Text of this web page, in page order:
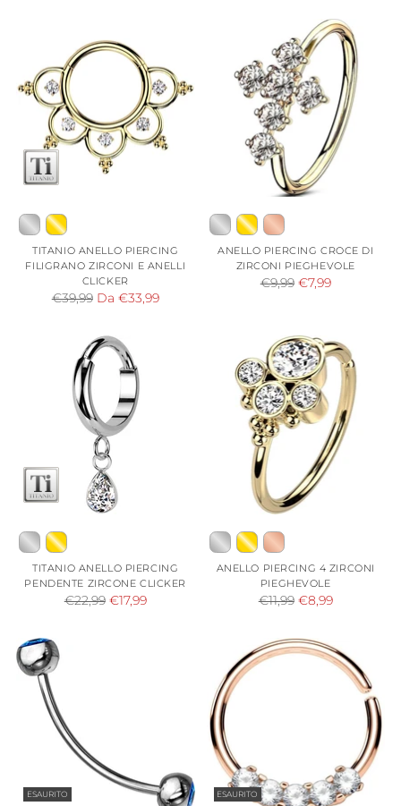
TITANIO ANELLO PIERCING
FILIGRANO ZIRCONI E ANELLI
CLICKER
Prezzo
€39,99 Da €33,99
ANELLO PIERCING CROCE DI
ZIRCONI PIEGHEVOLE
Prezzo
€9,99 €7,99
TITANIO ANELLO PIERCING
PENDENTE ZIRCONE CLICKER
Prezzo
€22,99 €17,99
ANELLO PIERCING 4 ZIRCONI
PIEGHEVOLE
Prezzo
listino
€11,99 €8,99
ESAURITO ESAURITO